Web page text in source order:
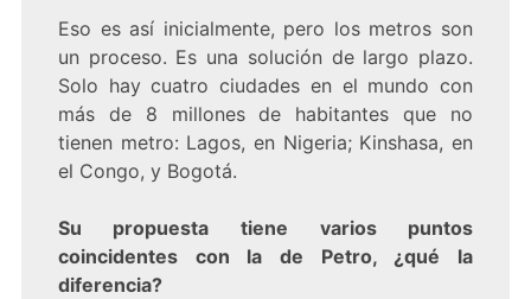
Eso es así inicialmente, pero los metros son
un proceso. Es una solución de largo plazo.
Solo hay cuatro ciudades en el mundo con
más de 8 millones de habitantes que no
tienen metro: Lagos, en Nigeria; Kinshasa, en
el Congo, y Bogotá.
Su propuesta tiene varios puntos
coincidentes con la de Petro, ¿qué la
diferencia?